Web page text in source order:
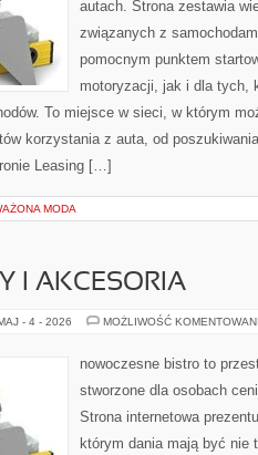
autach. Strona zestawia
związanych z
pomocnym punktem
motoryzacji, jak i dla tych,
To miejsce w sieci, w którym
korzystania z auta, od
Leasing […]
MODA
I AKCESORIA
- 4 - 2026 MOŻLIWOŚĆ
nowoczesne bistro to
stworzone dla osobach
Strona internetowa
którym dania mają być nie